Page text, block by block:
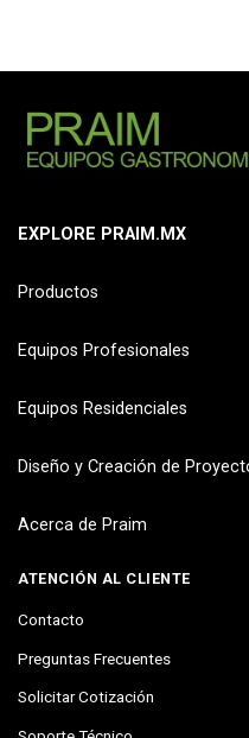
EXPLORE PRAIM.MX
Productos
Equipos Profesionales
Equipos Residenciales
Diseño y Creación de
Acerca de Praim
ATENCIÓN AL CLIENTE
Contacto
Preguntas Frecuentes
Solicitar Cotización